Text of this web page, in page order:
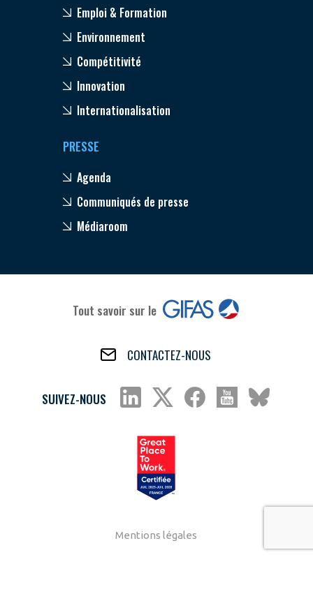
Emploi & Formation
Environnement
Compétitivité
Innovation
Internationalisation
PRESSE
Agenda
Communiqués de presse
Médiaroom
Tout savoir sur le
CONTACTEZ-NOUS
SUIVEZ-NOUS
Mentions légales